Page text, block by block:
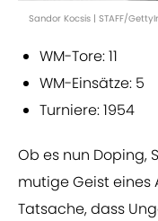
Sandor Kocsis | STAFF/
WM-Tore: 11
WM-Einsätze: 5
Turniere: 1954
Ob es nun Doping,
mutige Geist eines
Tatsache, dass